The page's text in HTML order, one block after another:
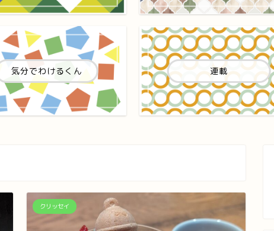
気分でわけるくん 連載
クリッセイ